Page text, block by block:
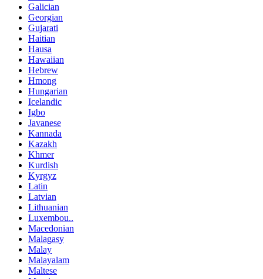
Galician
Georgian
Gujarati
Haitian
Hausa
Hawaiian
Hebrew
Hmong
Hungarian
Icelandic
Igbo
Javanese
Kannada
Kazakh
Khmer
Kurdish
Kyrgyz
Latin
Latvian
Lithuanian
Luxembou..
Macedonian
Malagasy
Malay
Malayalam
Maltese